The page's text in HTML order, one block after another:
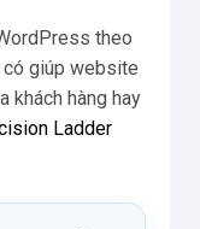
theo
giúp website
khách hàng hay
Ladder